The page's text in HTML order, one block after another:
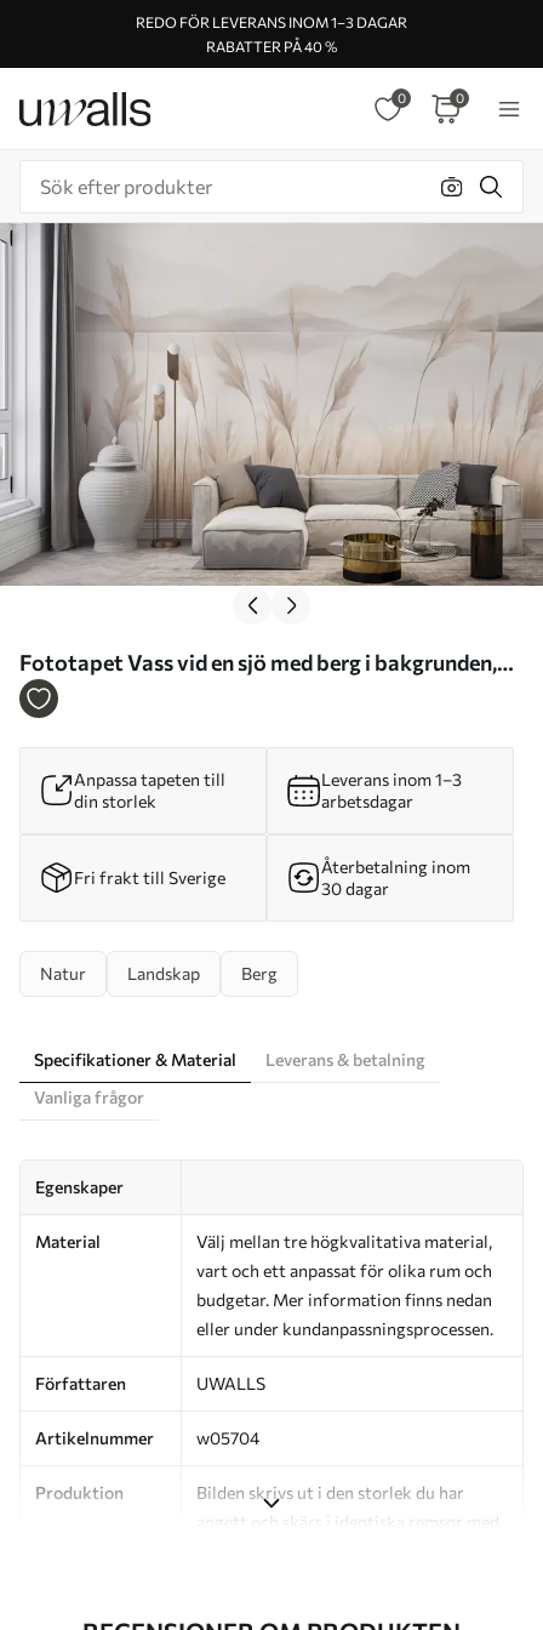
REDO FÖR LEVERANS INOM 1–3 DAGAR
RABATTER PÅ 40 %
0 0
Fototapet Vass vid en sjö med berg i bakgrunden,
målningsimitation Nr. w05704
Anpassa tapeten till
din storlek
Leverans inom 1–3
arbetsdagar
Fri frakt till Sverige
Återbetalning inom
30 dagar
Natur Landskap Berg
Specifikationer & Material
Leverans & betalning
Vanliga frågor
Egenskaper
Material
Välj mellan tre högkvalitativa material,
vart och ett anpassat för olika rum och
budgetar. Mer information finns nedan
eller under kundanpassningsprocessen.
Författaren UWALLS
Artikelnummer w05704
Produktion
Bilden skrivs ut i den storlek du har
angett och skärs i identiska remsor med